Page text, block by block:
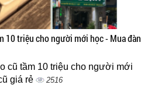
10 triệu cho người mới học - Mua đàn
cũ tầm 10 triệu cho người mới
giá rẻ
2516